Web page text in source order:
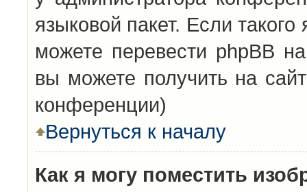
языковой пакет. Если
можете перевести phpBB
вы можете получить на
конференции)
Вернуться к началу
Как я могу поместить